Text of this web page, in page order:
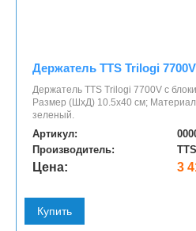
Держатель TTS Trilogi 7700V
Держатель TTS Trilogi 7700V с
Размер (ШхД) 10.5х40 см;
зеленый.
Артикул:
Производитель:
Цена: 3
Купить